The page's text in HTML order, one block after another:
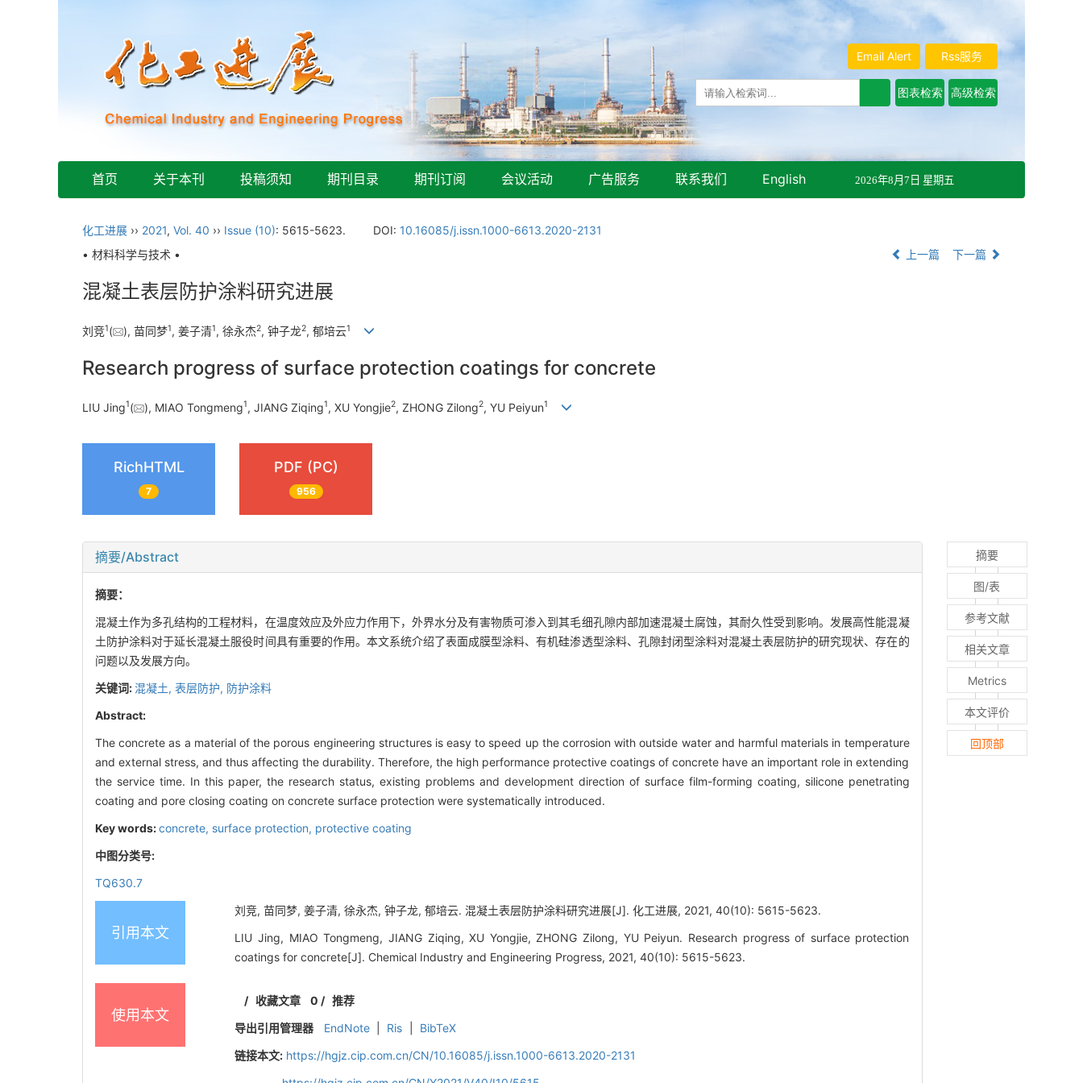
Rss服务
Email Alert
首页 关于本刊 投稿须知 期刊目录 期刊订阅 会议活动 广告服务 联系我们 English 2026年8月7日 星期五
化工进展 ›› 2021, Vol. 40 ›› Issue (10): 5615-5623. DOI: 10.16085/j.issn.1000-6613.2020-2131
• 材料科学与技术 •
上一篇 下一篇
混凝土表层防护涂料研究进展
刘竞1( ), 苗同梦1, 姜子清1, 徐永杰2, 钟子龙2, 郁培云1
Research progress of surface protection coatings for concrete
LIU Jing1( ), MIAO Tongmeng1, JIANG Ziqing1, XU Yongjie2, ZHONG Zilong2, YU Peiyun1
RichHTML
7
PDF (PC)
956
摘要/Abstract
摘要：
混凝土作为多孔结构的工程材料，在温度效应及外应力作用下，外界水分及有害物质可渗入到其毛细孔隙内部加速混凝土腐蚀，其耐久性受到影响。发展高性能混凝
土防护涂料对于延长混凝土服役时间具有重要的作用。本文系统介绍了表面成膜型涂料、有机硅渗透型涂料、孔隙封闭型涂料对混凝土表层防护的研究现状、存在的
问题以及发展方向。
关键词: 混凝土, 表层防护, 防护涂料
Abstract:
The concrete as a material of the porous engineering structures is easy to speed up the corrosion with outside water and harmful materials in temperature
and external stress, and thus affecting the durability. Therefore, the high performance protective coatings of concrete have an important role in extending
the service time. In this paper, the research status, existing problems and development direction of surface film-forming coating, silicone penetrating
coating and pore closing coating on concrete surface protection were systematically introduced.
Key words:concrete, surface protection, protective coating
中图分类号:
TQ630.7
引用本文
刘竞, 苗同梦, 姜子清, 徐永杰, 钟子龙, 郁培云. 混凝土表层防护涂料研究进展[J]. 化工进展, 2021, 40(10): 5615-5623.
LIU Jing, MIAO Tongmeng, JIANG Ziqing, XU Yongjie, ZHONG Zilong, YU Peiyun. Research progress of surface protection
coatings for concrete[J]. Chemical Industry and Engineering Progress, 2021, 40(10): 5615-5623.
使用本文
/ 收藏文章 0 / 推荐
导出引用管理器
EndNote Ris
BibTeX
链接本文: https://hgjz.cip.com.cn/CN/10.16085/j.issn.1000-6613.2020-2131
摘要
图/表
参考文献
相关文章
Metrics
本文评价
回顶部